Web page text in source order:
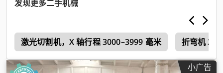
发现更多二手机械
激光切割机，X 轴行程 3000–3999 毫米 折弯机
小广告